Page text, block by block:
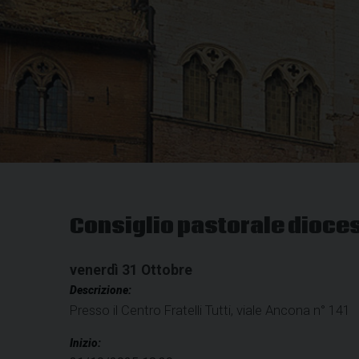
Consiglio pastorale
venerdì 31 Ottobre
Descrizione:
Presso il Centro Fratelli Tutti, viale Ancona n° 141
Inizio: